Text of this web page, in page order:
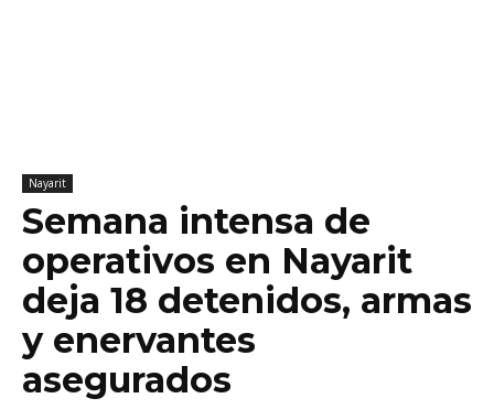
Nayarit
Semana intensa de
operativos en Nayarit
deja 18 detenidos, armas
y enervantes
asegurados